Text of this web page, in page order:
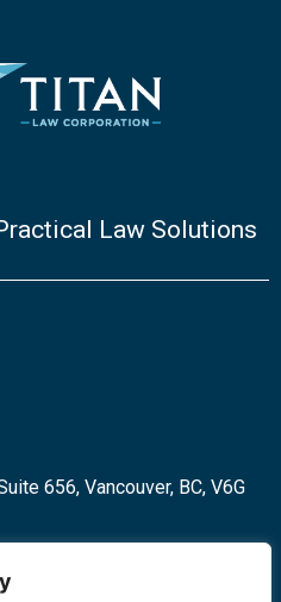
Law Solutions
656, Vancouver, BC, V6G